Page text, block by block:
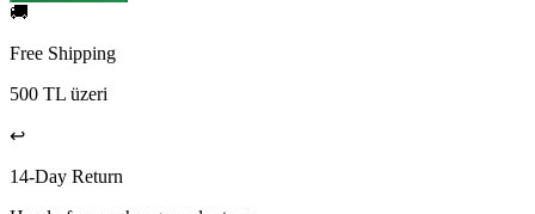
🚚
Free Shipping
500 TL üzeri
↩️
14-Day Return